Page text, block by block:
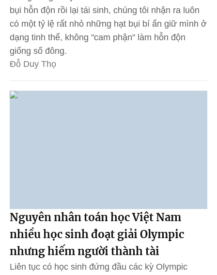
bụi hỗn độn rồi lại tái sinh, chúng tôi nhận ra luôn
có một tỷ lệ rất nhỏ những hạt bụi bí ẩn giữ mình ở
dạng tinh thể, không "cam phận" làm hỗn độn
giống số đông.
Đỗ Duy Thọ
Nguyên nhân toán học Việt Nam
nhiều học sinh đoạt giải Olympic
nhưng hiếm người thành tài
Liên tục có học sinh đứng đầu các kỳ Olympic